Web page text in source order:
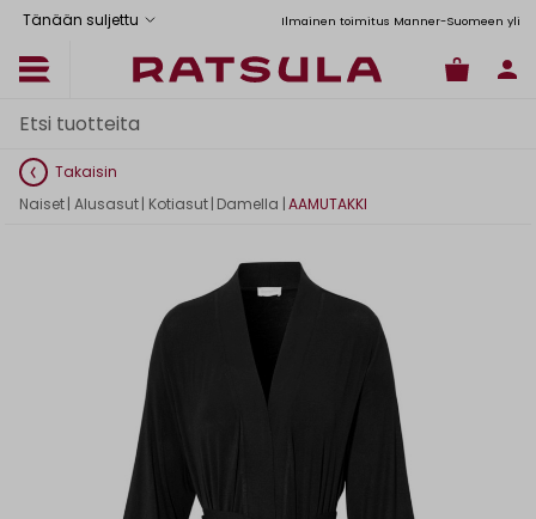
Tänään suljettuToimituskulut alk. 6,90€ Ilmainen toimitus Manner-Suomeen yli
Takaisin
Naiset| Alusasut| Kotiasut | Damella |AAMUTAKKI